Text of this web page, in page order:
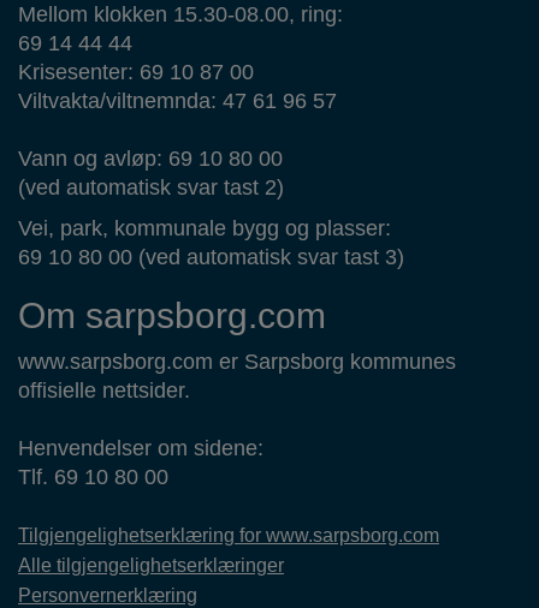
Mellom klokken 15.30-08.00, ring:
69 14 44 44
Krisesenter: 69 10 87 00
Viltvakta/viltnemnda: 47 61 96 57
Vann og avløp: 69 10 80 00
(ved automatisk svar tast 2)
Vei, park, kommunale bygg og plasser:
69 10 80 00 (ved automatisk svar tast 3)
Om sarpsborg.com
www.sarpsborg.com er Sarpsborg kommunes
offisielle nettsider.
Henvendelser om sidene:
Tlf. 69 10 80 00
Tilgjengelighetserklæring for www.sarpsborg.com
Alle tilgjengelighetserklæringer
Personvernerklæring